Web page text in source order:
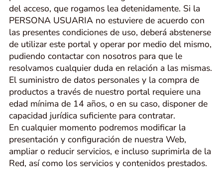
del acceso, que rogamos lea detenidamente. Si la
PERSONA USUARIA no estuviere de acuerdo con
las presentes condiciones de uso, deberá abstenerse
de utilizar este portal y operar por medio del mismo,
pudiendo contactar con nosotros para que le
resolvamos cualquier duda en relación a las mismas.
El suministro de datos personales y la compra de
productos a través de nuestro portal requiere una
edad mínima de 14 años, o en su caso, disponer de
capacidad jurídica suficiente para contratar.
En cualquier momento podremos modificar la
presentación y configuración de nuestra Web,
ampliar o reducir servicios, e incluso suprimirla de la
Red, así como los servicios y contenidos prestados.